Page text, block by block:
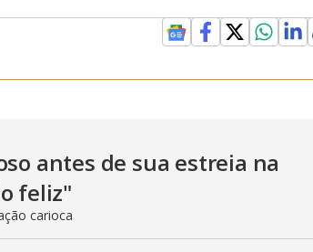
antes de sua estreia na
feliz"
carioca